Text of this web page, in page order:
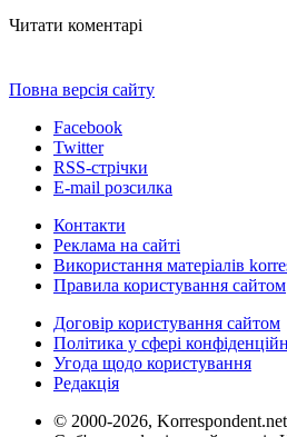
Читати коментарі
Повна версія сайту
Facebook
Twitter
RSS-стрічки
E-mail розсилка
Контакти
Реклама на сайті
Використання матеріалів
Правила користування сайтом
Договір користування сайтом
Політика у сфері
Угода щодо користування
Редакція
© 2000-2026, Korrespondent.net